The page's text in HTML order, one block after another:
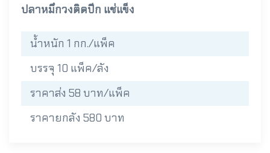
ปลาหมึกวงติดปีก แช่แข็ง
น้ำหนัก 1 กก./แพ็ค
บรรจุ 10 แพ็ค/ลัง
ราคาส่ง 58 บาท/แพ็ค
ราคายกลัง 580 บาท